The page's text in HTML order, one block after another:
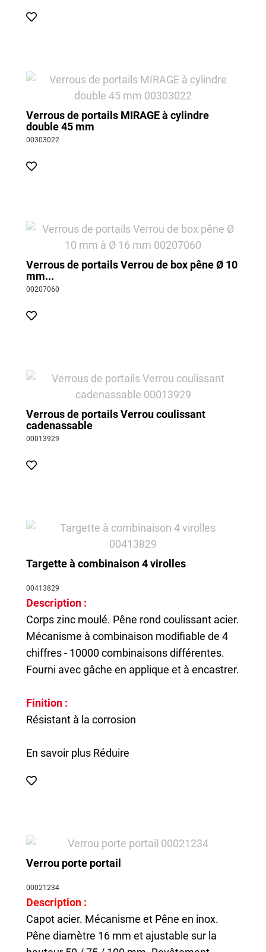
Verrous de portails MIRAGE à cylindre
double 45 mm
00303022
Verrous de portails Verrou de box pêne Ø 10
mm...
00207060
Verrous de portails Verrou coulissant
cadenassable
00013929
Targette à combinaison 4 virolles
00413829
Description :
Corps zinc moulé. Pêne rond coulissant acier.
Mécanisme à combinaison modifiable de 4
chiffres - 10000 combinaisons différentes.
Fourni avec gâche en applique et à encastrer.
Finition :
Résistant à la corrosion
En savoir plus Réduire
Verrou porte portail
00021234
Description :
Capot acier. Mécanisme et Pêne en inox.
Pêne diamètre 16 mm et ajustable sur la